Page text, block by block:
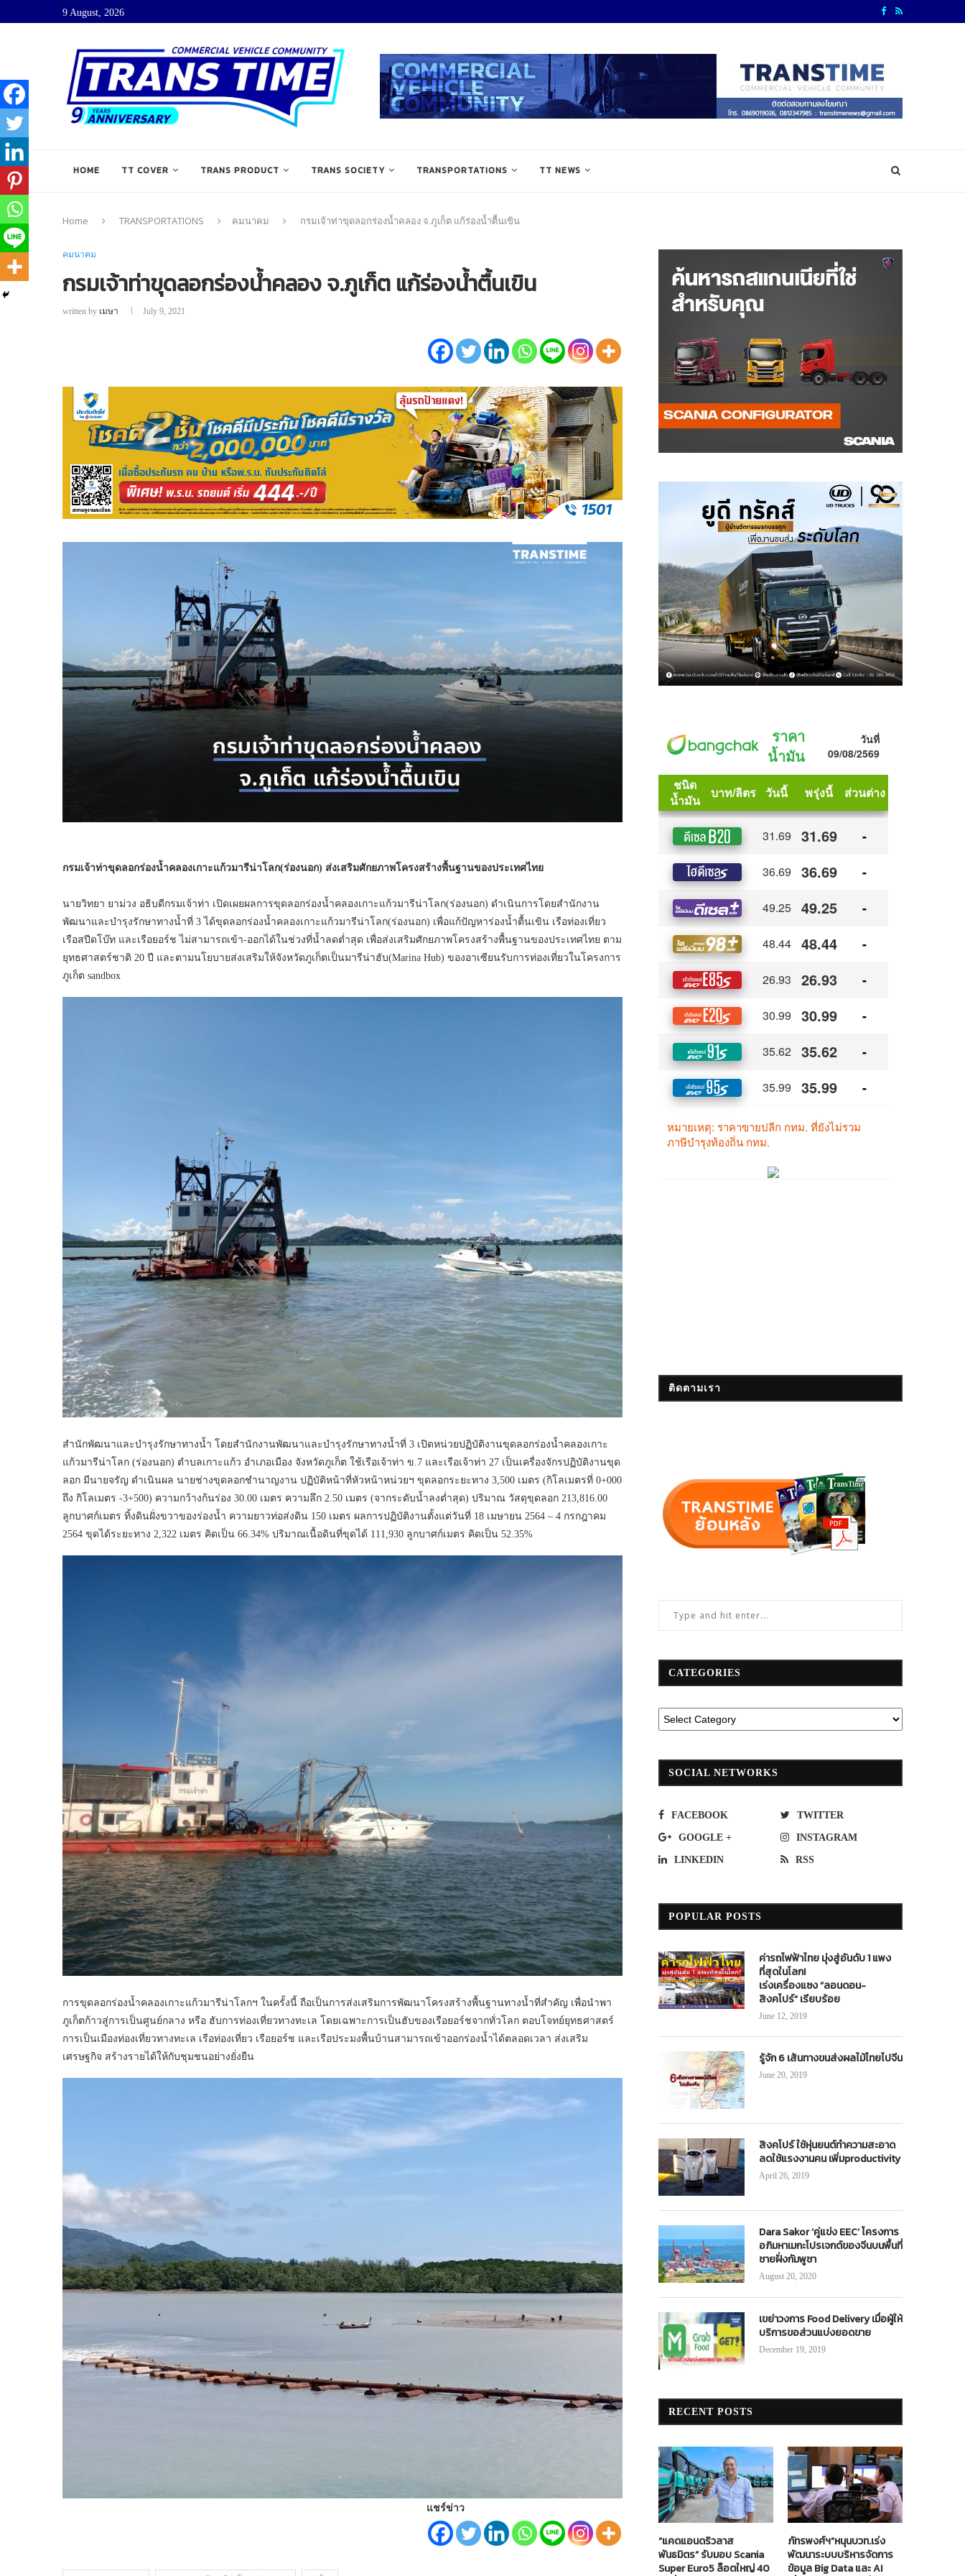
9 August, 2026
HOME TT COVER TRANS PRODUCT TRANS SOCIETY TRANSPORTATIONS TT NEWS
Home TRANSPORTATIONS คมนาคม กรมเจ้าท่าขุดลอกร่องน้ำคลอง จ.ภูเก็ต แก้ร่องน้ำตื้นเขิน
คมนาคม
กรมเจ้าท่าขุดลอกร่องน้ำคลอง จ.ภูเก็ต แก้ร่องน้ำตื้นเขิน
written by เมษา July 9, 2021
กรมเจ้าท่าขุดลอกร่องน้ำคลองเกาะแก้วมารีน่าโลก(ร่องนอก) ส่งเสริมศักยภาพโครงสร้างพื้นฐานของประเทศไทย
นายวิทยา ยาม่วง อธิบดีกรมเจ้าท่า เปิดเผยผลการขุดลอกร่องน้ำคลองเกาะแก้วมารีน่าโลก(ร่องนอก) ดำเนินการโดยสำนักงาน
พัฒนาและบำรุงรักษาทางน้ำที่ 3 ได้ขุดลอกร่องน้ำคลองเกาะแก้วมารีน่าโลก(ร่องนอก) เพื่อแก้ปัญหาร่องน้ำตื้นเขิน เรือท่องเที่ยว
เรือสปีดโบ๊ท และเรือยอร์ช ไม่สามารถเข้า-ออกได้ในช่วงที่น้ำลดต่ำสุด เพื่อส่งเสริมศักยภาพโครงสร้างพื้นฐานของประเทศไทย ตาม
ยุทธศาสตร์ชาติ 20 ปี และตามนโยบายส่งเสริมให้จังหวัดภูเก็ตเป็นมารีน่าฮับ(Marina Hub) ของอาเซียนรับการท่องเที่ยวในโครงการ
ภูเก็ต sandbox
สำนักพัฒนาและบำรุงรักษาทางน้ำ โดยสำนักงานพัฒนาและบำรุงรักษาทางน้ำที่ 3 เปิดหน่วยปฏิบัติงานขุดลอกร่องน้ำคลองเกาะ
แก้วมารีน่าโลก (ร่องนอก) ตำบลเกาะแก้ว อำเภอเมือง จังหวัดภูเก็ต ใช้เรือเจ้าท่า ข.7 และเรือเจ้าท่า 27 เป็นเครื่องจักรปฏิบัติงานขุด
ลอก มีนายจรัญ ดำเนินผล นายช่างขุดลอกชำนาญงาน ปฏิบัติหน้าที่หัวหน้าหน่วยฯ ขุดลอกระยะทาง 3,500 เมตร (กิโลเมตรที่ 0+000
ถึง กิโลเมตร -3+500) ความกว้างก้นร่อง 30.00 เมตร ความลึก 2.50 เมตร (จากระดับน้ำลงต่ำสุด) ปริมาณ วัสดุขุดลอก 213,816.00
ลูกบาศก์เมตร ทิ้งดินฝั่งขวาของร่องน้ำ ความยาวท่อส่งดิน 150 เมตร ผลการปฏิบัติงานตั้งแต่วันที่ 18 เมษายน 2564 – 4 กรกฎาคม
2564 ขุดได้ระยะทาง 2,322 เมตร คิดเป็น 66.34% ปริมาณเนื้อดินที่ขุดได้ 111,930 ลูกบาศก์เมตร คิดเป็น 52.35%
การขุดลอกร่องน้ำคลองเกาะแก้วมารีน่าโลกฯ ในครั้งนี้ ถือเป็นการส่งเสริมการพัฒนาโครงสร้างพื้นฐานทางน้ำที่สำคัญ เพื่อนำพา
ภูเก็ตก้าวสู่การเป็นศูนย์กลาง หรือ ฮับการท่องเที่ยวทางทะเล โดยเฉพาะการเป็นฮับของเรือยอร์ชจากทั่วโลก ตอบโจทย์ยุทธศาสตร์
การเป็นเมืองท่องเที่ยวทางทะเล เรือท่องเที่ยว เรือยอร์ช และเรือประมงพื้นบ้านสามารถเข้าออกร่องน้ำได้ตลอดเวลา ส่งเสริม
เศรษฐกิจ สร้างรายได้ให้กับชุมชนอย่างยั่งยืน
แชร์ข่าว
ติดตามเรา
CATEGORIES
SOCIAL NETWORKS
FACEBOOK TWITTER
GOOGLE + INSTAGRAM
LINKEDIN RSS
POPULAR POSTS
ค่ารถไฟฟ้าไทย มุ่งสู่อันดับ 1 แพง
ที่สุดในโลก!
เร่งเครื่องแซง “ลอนดอน-
สิงคโปร์” เรียบร้อย
June 12, 2019
รู้จัก 6 เส้นทางขนส่งผลไม้ไทยไปจีน
June 20, 2019
สิงคโปร์ ใช้หุ่นยนต์ทำความสะอาด
ลดใช้แรงงานคน เพิ่มproductivity
April 26, 2019
Dara Sakor ‘คู่แข่ง EEC’ โครงการ
อภิมหาเมกะโปรเจกต์ของจีนบนพื้นที่
ชายฝั่งกัมพูชา
August 20, 2020
เขย่าวงการ Food Delivery เมื่อผู้ให้
บริการขอส่วนแบ่งยอดขาย
December 19, 2019
RECENT POSTS
“แคดแอนดริวลาส
พันธมิตร” รับมอบ Scania
Super Euro5 ล็อตใหญ่ 40
ภัทรพงศ์ฯ”หนุนบวท.เร่ง
พัฒนาระบบบริหารจัดการ
ข้อมูล Big Data และ AI